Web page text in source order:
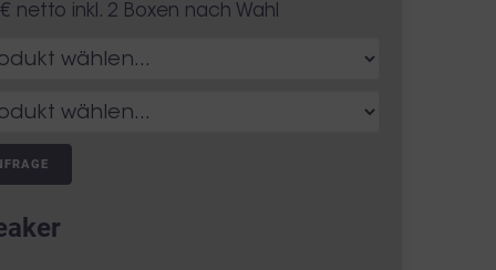
netto inkl. 2 Boxen nach Wahl